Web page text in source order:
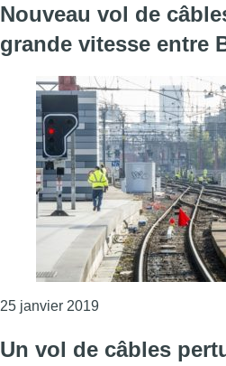
Nouveau vol de
grande vitesse entre
25 janvier 2019Consulter l'article
Un vol de câbles